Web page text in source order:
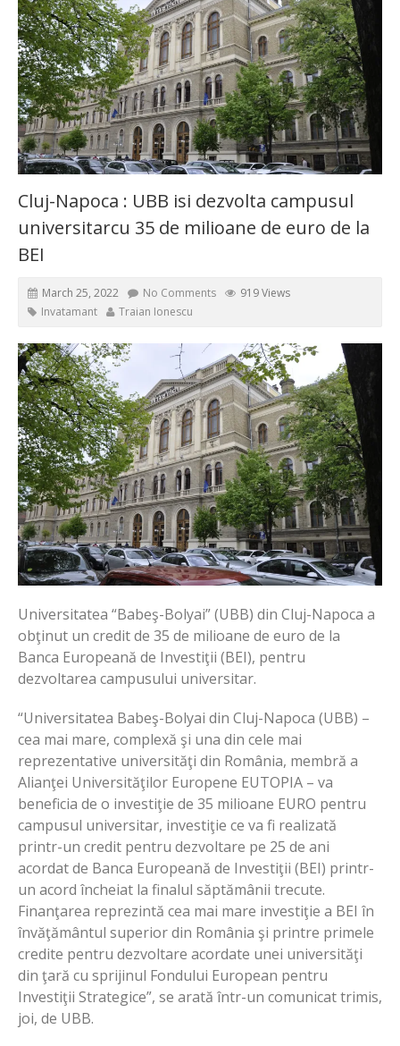
Cluj-Napoca : UBB isi dezvolta campusul
universitarcu 35 de milioane de euro de la
BEI
March 25, 2022 No Comments
919 Views
Invatamant
Traian Ionescu
Universitatea “Babeş-Bolyai” (UBB) din Cluj-Napoca a
obţinut un credit de 35 de milioane de euro de la
Banca Europeană de Investiţii (BEI), pentru
dezvoltarea campusului universitar.
“Universitatea Babeş-Bolyai din Cluj-Napoca (UBB) –
cea mai mare, complexă şi una din cele mai
reprezentative universităţi din România, membră a
Alianţei Universităţilor Europene EUTOPIA – va
beneficia de o investiţie de 35 milioane EURO pentru
campusul universitar, investiţie ce va fi realizată
printr-un credit pentru dezvoltare pe 25 de ani
acordat de Banca Europeană de Investiţii (BEI) printr-
un acord încheiat la finalul săptămânii trecute.
Finanţarea reprezintă cea mai mare investiţie a BEI în
învăţământul superior din România şi printre primele
credite pentru dezvoltare acordate unei universităţi
din ţară cu sprijinul Fondului European pentru
Investiţii Strategice”, se arată într-un comunicat trimis,
joi, de UBB.